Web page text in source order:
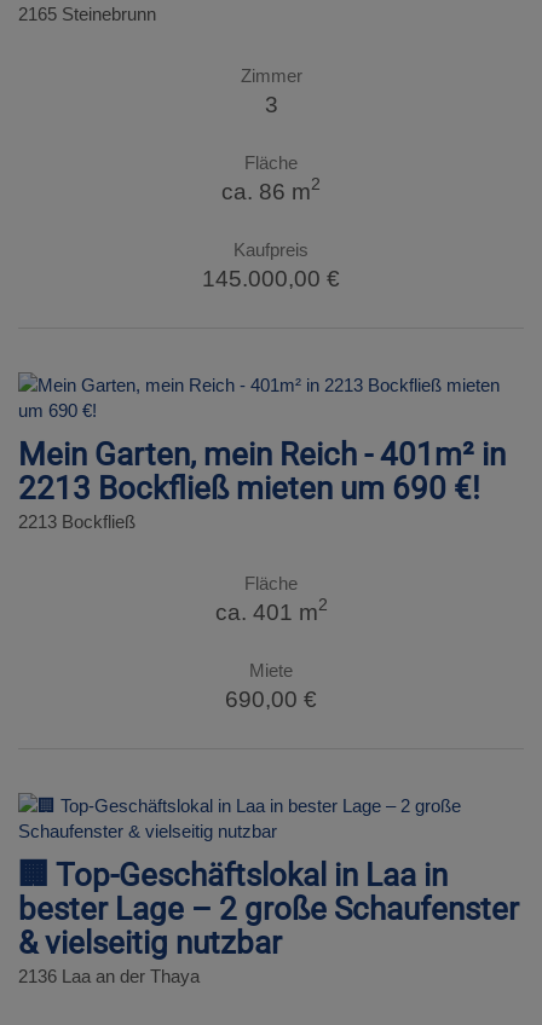
2165 Steinebrunn
Zimmer
3
Fläche
ca. 86 m2
Kaufpreis
145.000,00 €
Mein Garten, mein Reich - 401m² in
2213 Bockfließ mieten um 690 €!
2213 Bockfließ
Fläche
ca. 401 m2
Miete
690,00 €
🏢 Top-Geschäftslokal in Laa in
bester Lage – 2 große Schaufenster
& vielseitig nutzbar
2136 Laa an der Thaya